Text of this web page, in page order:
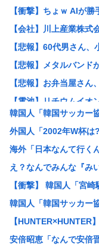
【衝撃】ちょｗ AIが
【会社】川上産業株
【悲報】60代男さん
【悲報】メタルバン
【悲報】お弁当屋さ
【電池】リチウムイオ
【悲報】ワイ「子供2
【悲報】元ジャンポケ
【朗報】みいちゃんと
【悲報】アニメ「ヤニ
【激怒】有吉弘行、「
【画像】脱いだ瞬間ド
バンダイナムコ、トイ
一人飲み好きな人、集
韓国人「韓国サッカー
外国人「2002年W杯は
海外「日本なんて行く
え？なんでみんな『み
【衝撃】 韓国人「宮
韓国人「韓国サッカー
【HUNTER×HUNTER
安倍昭恵「なんで安倍